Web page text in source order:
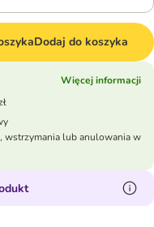
Dodaj do koszyka
Więcej informacji
wstrzymania lub anulowania w